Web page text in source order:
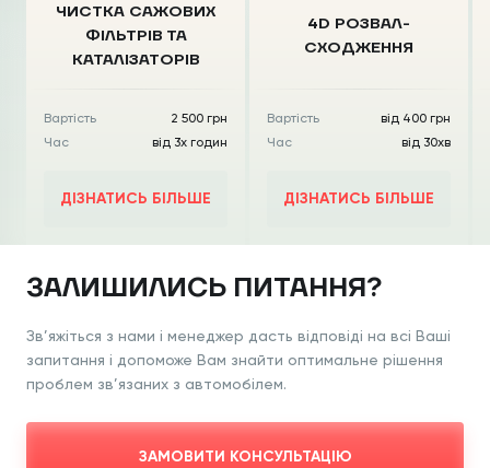
ЧИСТКА CАЖОВИХ
ФІЛЬТРІВ ТА
КАТАЛІЗАТОРІВ
Вартість
2 500 грн
Час
від 3х годин
ДІЗНАТИСЬ БІЛЬШЕ
4D РОЗВАЛ-
СХОДЖЕННЯ
Вартість
від 400 грн
Час
від 30хв
ДІЗНАТИСЬ БІЛЬШЕ
ЗАЛИШИЛИСЬ ПИТАННЯ?
Зв’яжіться з нами і менеджер дасть відповіді на всі Ваші
запитання і допоможе Вам знайти оптимальне рішення
проблем зв’язаних з автомобілем.
ЗАМОВИТИ КОНСУЛЬТАЦІЮ